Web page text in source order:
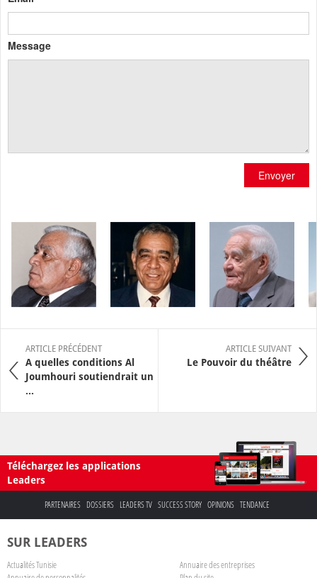
Message
Envoyer
ARTICLE PRÉCÉDENT
A quelles conditions Al
Joumhouri soutiendrait un
...
ARTICLE SUIVANT
Le Pouvoir du théâtre
Téléchargez les applications
Leaders
PARTENAIRES DOSSIERS LEADERS TV SUCCESS STORY OPINIONS TENDANCE
SUR LEADERS
Actualités Tunisie
Annuaire des entreprises